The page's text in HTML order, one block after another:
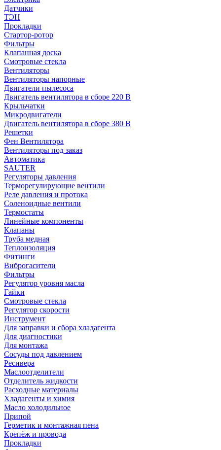
Датчики
ТЭН
Прокладки
Стартор-ротор
Фильтры
Клапанная доска
Смотровые стекла
Вентиляторы
Вентиляторы напорные
Двигатели пылесоса
Двигатель вентилятора в сборе 220 В
Крыльчатки
Микродвигатели
Двигатель вентилятора в сборе 380 В
Решетки
Фен Вентилятора
Вентиляторы под заказ
Автоматика
SAUTER
Регуляторы давления
Терморегулирующие вентили
Реле давления и протока
Соленоидные вентили
Термостаты
Линейные компоненты
Клапаны
Труба медная
Теплоизоляция
Фитинги
Виброгасители
Фильтры
Регулятор уровня масла
Гайки
Смотровые стекла
Регулятор скорости
Инструмент
Для заправки и сбора хладагента
Для диагностики
Для монтажа
Сосуды под давлением
Ресивера
Маслоотделители
Отделитель жидкости
Расходные материалы
Хладагенты и химия
Масло холодильное
Припой
Герметик и монтажная пена
Крепёж и провода
Прокладки